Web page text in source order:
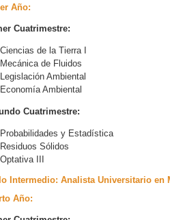
Año:
Cuatrimestre:
Ciencias de la Tierra I
Mecánica de Fluidos
Legislación Ambiental
Economía Ambiental
Cuatrimestre:
Probabilidades y Estadística
Residuos Sólidos
Optativa III
Intermedio: Analista Universitario en
Año: